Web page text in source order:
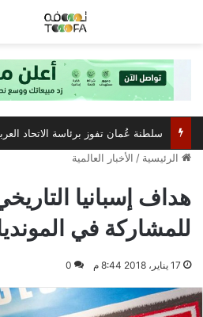
الرئيسية / الأخبار العالمية
هداف إسبانيا
للمشاركة في
17 يناير، 2018 8:44 م 0